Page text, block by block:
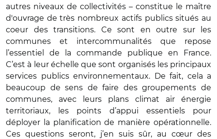
autres niveaux de collectivités – constitue le maître
d'ouvrage de très nombreux actifs publics situés au
coeur des transitions. Ce sont en outre sur les
communes et intercommunalités que repose
l’essentiel de la commande publique en France.
C’est à leur échelle que sont organisés les principaux
services publics environnementaux. De fait, cela a
beaucoup de sens de faire des groupements de
communes, avec leurs plans climat air énergie
territoriaux, les points d’appui essentiels pour
déployer la planification de manière opérationnelle.
Ces questions seront, j’en suis sûr, au cœur des